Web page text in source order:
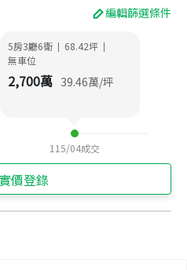
編輯篩選條件
5房3廳6衛 | 68.42坪 |
無車位
2,700萬 39.46萬/坪
115/04成交
價登錄